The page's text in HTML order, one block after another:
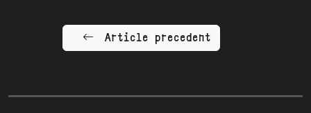
Article precedent